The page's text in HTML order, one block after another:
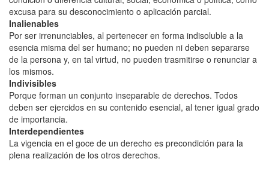
excusa para su desconocimiento o aplicación parcial.
Inalienables
Por ser irrenunciables, al pertenecer en forma indisoluble a la
esencia misma del ser humano; no pueden ni deben separarse
de la persona y, en tal virtud, no pueden trasmitirse o renunciar a
los mismos.
Indivisibles
Porque forman un conjunto inseparable de derechos. Todos
deben ser ejercidos en su contenido esencial, al tener igual grado
de importancia.
Interdependientes
La vigencia en el goce de un derecho es precondición para la
plena realización de los otros derechos.